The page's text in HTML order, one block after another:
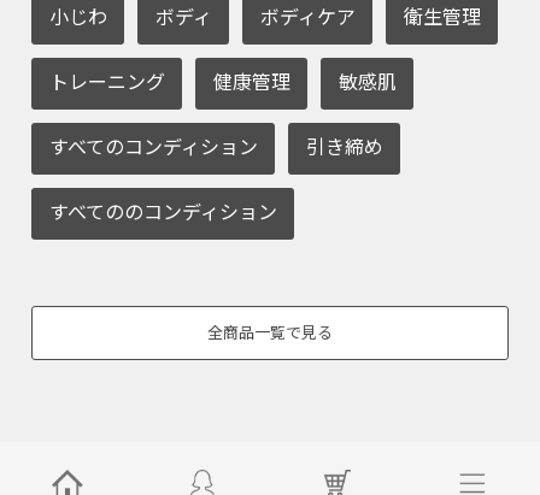
小じわ ボディ ボディケア 衛生管理
トレーニング 健康管理 敏感肌
すべてのコンディション 引き締め
すべてののコンディション
全商品一覧で見る